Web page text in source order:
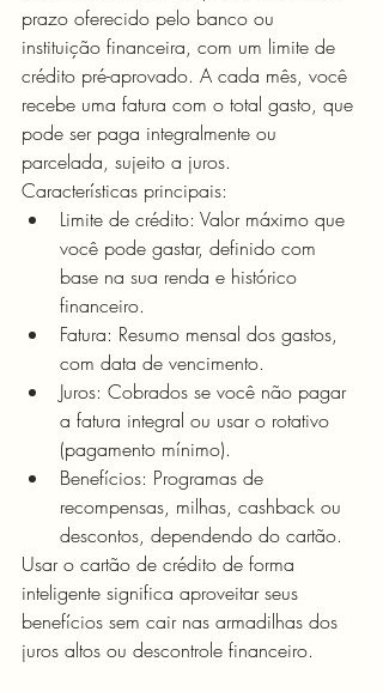
prazo oferecido pelo banco ou
instituição financeira, com um limite de
crédito pré-aprovado. A cada mês, você
recebe uma fatura com o total gasto, que
pode ser paga integralmente ou
parcelada, sujeito a juros.
Características principais:
Limite de crédito: Valor máximo que
você pode gastar, definido com
base na sua renda e histórico
financeiro.
Fatura: Resumo mensal dos gastos,
com data de vencimento.
Juros: Cobrados se você não pagar
a fatura integral ou usar o rotativo
(pagamento mínimo).
Benefícios: Programas de
recompensas, milhas, cashback ou
descontos, dependendo do cartão.
Usar o cartão de crédito de forma
inteligente significa aproveitar seus
benefícios sem cair nas armadilhas dos
juros altos ou descontrole financeiro.